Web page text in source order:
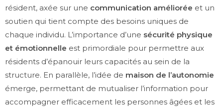
résident, axée sur une communication améliorée et un
soutien qui tient compte des besoins uniques de
chaque individu. L’importance d’une sécurité physique
et émotionnelle est primordiale pour permettre aux
résidents d’épanouir leurs capacités au sein de la
structure. En parallèle, l’idée de maison de l’autonomie
émerge, permettant de mutualiser l’information pour
accompagner efficacement les personnes âgées et les